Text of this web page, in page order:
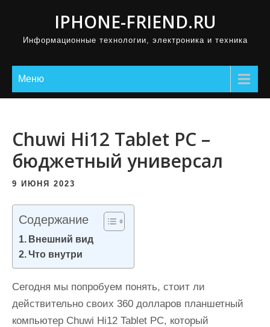
IPHONE-FRIEND.RU
Информационные технологии, электроника и техника
Меню
Chuwi Hi12 Tablet PC –
бюджетный универсал
9 ИЮНЯ 2023
Содержание
Внешний вид
Что внутри
Сегодня мы попробуем понять, стоит ли
действительно своих 360 долларов планшетный
компьютер Chuwi Hi12 Tablet PC, который